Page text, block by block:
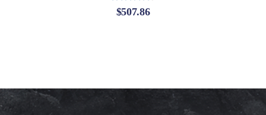
Bewertet
mit4.60
$507.86